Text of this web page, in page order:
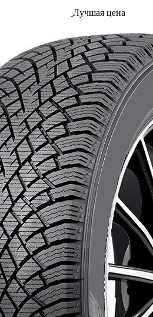
Лучшая цена